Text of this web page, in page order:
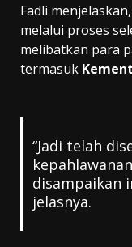
Fadli
melalui proses
melibatkan para
termasuk
“Jadi telah
disampaikan
jelasnya.